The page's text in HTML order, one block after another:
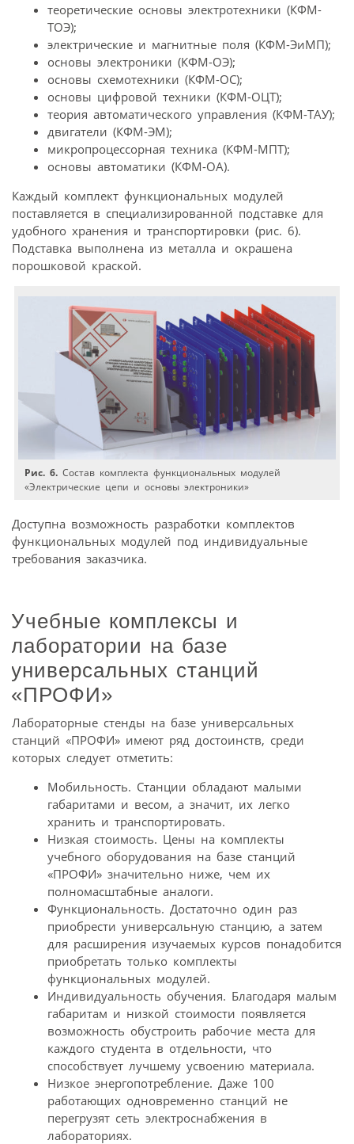
теоретические основы электротехники (КФМ-
ТОЭ);
электрические и магнитные поля (КФМ-ЭиМП);
основы электроники (КФМ-ОЭ);
основы схемотехники (КФМ-ОС);
основы цифровой техники (КФМ-ОЦТ);
теория автоматического управления (КФМ-ТАУ);
двигатели (КФМ-ЭМ);
микропроцессорная техника (КФМ-МПТ);
основы автоматики (КФМ-ОА).
Каждый комплект функциональных модулей
поставляется в специализированной подставке для
удобного хранения и транспортировки (рис. 6).
Подставка выполнена из металла и окрашена
порошковой краской.
Рис. 6. Состав комплекта функциональных модулей
«Электрические цепи и основы электроники»
Доступна возможность разработки комплектов
функциональных модулей под индивидуальные
требования заказчика.
Учебные комплексы и
лаборатории на базе
универсальных станций
«ПРОФИ»
Лабораторные стенды на базе универсальных
станций «ПРОФИ» имеют ряд достоинств, среди
которых следует отметить:
Мобильность. Станции обладают малыми
габаритами и весом, а значит, их легко
хранить и транспортировать.
Низкая стоимость. Цены на комплекты
учебного оборудования на базе станций
«ПРОФИ» значительно ниже, чем их
полномасштабные аналоги.
Функциональность. Достаточно один раз
приобрести универсальную станцию, а затем
для расширения изучаемых курсов понадобится
приобретать только комплекты
функциональных модулей.
Индивидуальность обучения. Благодаря малым
габаритам и низкой стоимости появляется
возможность обустроить рабочие места для
каждого студента в отдельности, что
способствует лучшему усвоению материала.
Низкое энергопотребление. Даже 100
работающих одновременно станций не
перегрузят сеть электроснабжения в
лабораториях.